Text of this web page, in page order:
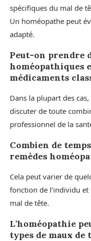
spécifiques du mal de
Un homéopathe peut
adapté.
Peut-on prendre
homéopathiques
médicaments
Dans la plupart des
discuter de toute
professionnel de la
Combien de
remèdes
Cela peut varier de
fonction de l’individu
mal de tête.
L’homéopathie
types de maux de